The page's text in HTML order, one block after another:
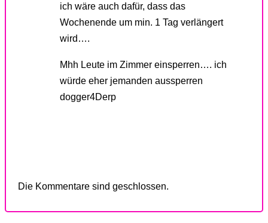
ich wäre auch dafür, dass das
Wochenende um min. 1 Tag verlängert
wird….
Mhh Leute im Zimmer einsperren…. ich
würde eher jemanden aussperren
dogger4Derp
Die Kommentare sind geschlossen.